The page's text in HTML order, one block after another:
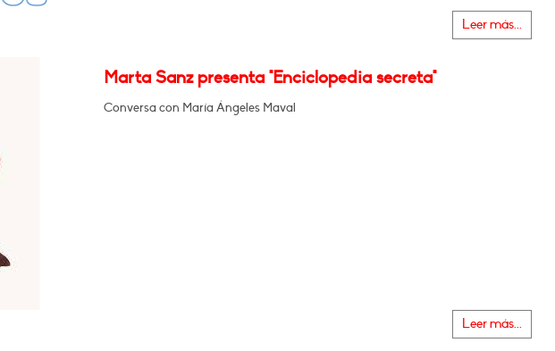
Leer más...
Marta Sanz presenta "Enciclopedia secreta"
Conversa con María Ángeles Maval
Leer más...